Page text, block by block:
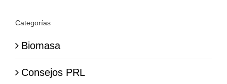
Categorías
Biomasa
Consejos PRL